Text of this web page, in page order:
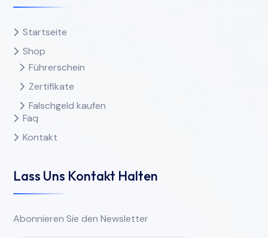
Startseite
Shop
Führerschein
Zertifikate
Falschgeld kaufen
Faq
Kontakt
Lass Uns Kontakt Halten
Abonnieren Sie den Newsletter